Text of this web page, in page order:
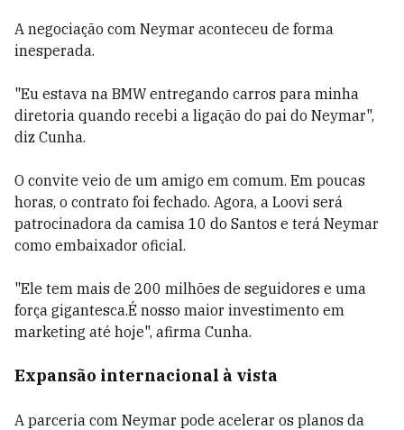
A negociação com Neymar aconteceu de forma
inesperada.
"Eu estava na BMW entregando carros para minha
diretoria quando recebi a ligação do pai do Neymar",
diz Cunha.
O convite veio de um amigo em comum. Em poucas
horas, o contrato foi fechado. Agora, a Loovi será
patrocinadora da camisa 10 do Santos e terá Neymar
como embaixador oficial.
"Ele tem mais de 200 milhões de seguidores e uma
força gigantesca.É nosso maior investimento em
marketing até hoje", afirma Cunha.
Expansão internacional à vista
A parceria com Neymar pode acelerar os planos da